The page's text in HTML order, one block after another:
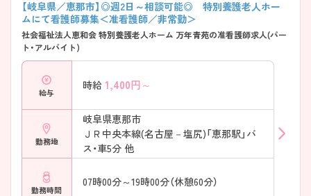
【岐阜県／恵那市】◎週2日～相談可能◎ 特別養護老人ホー
ムにて看護師募集＜准看護師／非常勤＞
社会福祉法人恵和会 特別養護老人ホーム 万年青苑の准看護師求人(パー
ト・アルバイト)
給与
時給 1,400円～
勤務地
岐阜県恵那市
ＪＲ中央本線(名古屋－塩尻)「恵那駅」バ
ス・車5分 他
勤務時間
07時00分～19時00分（休憩60分）